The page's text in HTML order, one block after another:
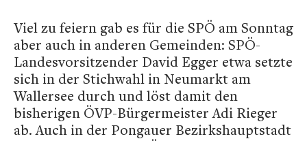
Viel zu feiern gab es für die SPÖ am Sonntag
aber auch in anderen Gemeinden: SPÖ-
Landesvorsitzender David Egger etwa setzte
sich in der Stichwahl in Neumarkt am
Wallersee durch und löst damit den
bisherigen ÖVP-Bürgermeister Adi Rieger
ab. Auch in der Pongauer Bezirkshauptstadt